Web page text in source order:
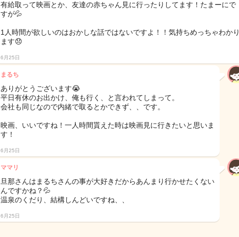
有給取って映画とか、友達の赤ちゃん見に行ったりしてます！たまーにで
すが💦
1人時間が欲しいのはおかしな話ではないですよ！！気持ちめっちゃわかり
ます😞
6月25日
まるち
ありがとうございます😭
平日有休のお出かけ、俺も行く、と言われてしまって。
会社も同じなので内緒で取るとかできず、、です。
映画、いいですね！一人時間貰えた時は映画見に行きたいと思いま
す！
6月25日
ママリ
旦那さんはまるちさんの事が大好きだからあんまり行かせたくない
んですかね？💦
温泉のくだり、結構しんどいですね、、
6月25日